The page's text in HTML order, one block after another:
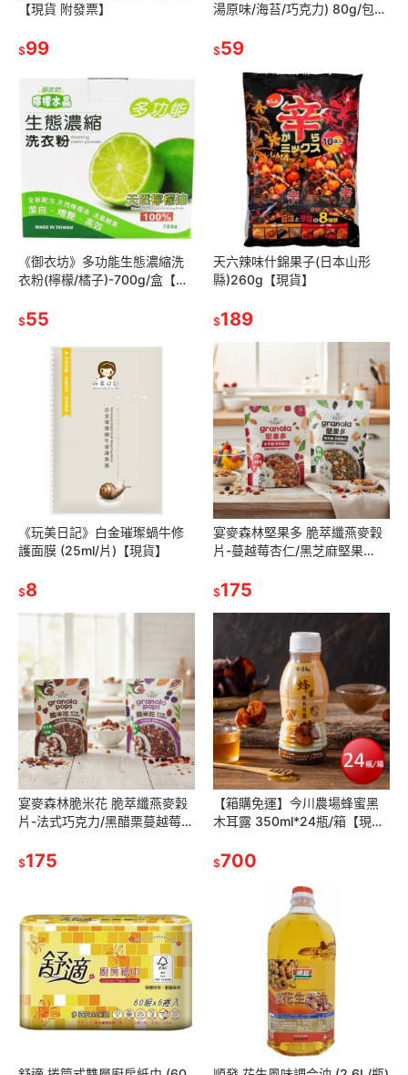
【現貨 附發票】
$99
湯原味/海苔/巧克力) 80g/包
$59
《御衣坊》多功能生態濃縮洗
衣粉(檸檬/橘子)-700g/盒【現
$55
天六辣味什錦果子(日本山形
縣)260g【現貨】
$189
《玩美日記》白金璀璨蝸牛修
護面膜 (25ml/片)【現貨】
$8
宴麥森林堅果多 脆萃纖燕麥穀
片-蔓越莓杏仁/黑芝麻堅果
$175
宴麥森林脆米花 脆萃纖燕麥穀
片-法式巧克力/黑醋栗蔓越莓
$175
【箱購免運】今川農場蜂蜜黑
木耳露 350ml*24瓶/箱【現
$700